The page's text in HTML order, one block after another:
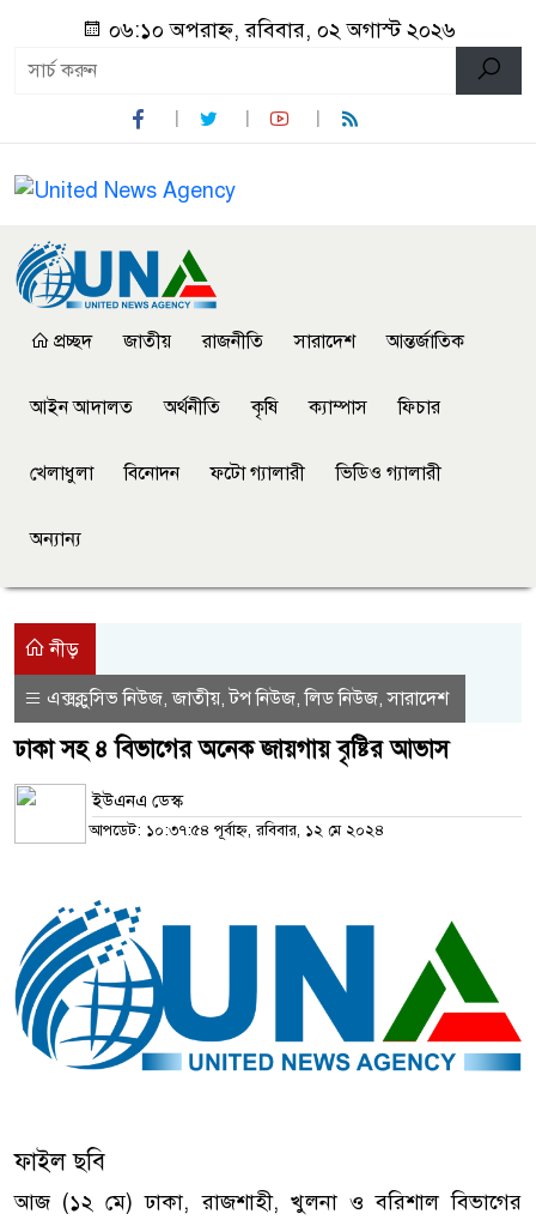
০৬:১০ অপরাহ্ন, রবিবার, ০২ অগাস্ট ২০২৬
প্রচ্ছদ জাতীয় রাজনীতি সারাদেশ আন্তর্জাতিক
আইন আদালত অর্থনীতি কৃষি ক্যাম্পাস ফিচার
খেলাধুলা বিনোদন ফটো গ্যালারী ভিডিও গ্যালারী
অন্যান্য
নীড়
এক্সক্লুসিভ নিউজ,জাতীয়,টপ নিউজ,লিড নিউজ,সারাদেশ
ঢাকা সহ ৪ বিভাগের অনেক জায়গায় বৃষ্টির আভাস
ইউএনএ ডেস্ক
আপডেট: ১০:৩৭:৫৪ পূর্বাহ্ন, রবিবার, ১২ মে ২০২৪
ফাইল ছবি
আজ (১২ মে) ঢাকা, রাজশাহী, খুলনা ও বরিশাল বিভাগের